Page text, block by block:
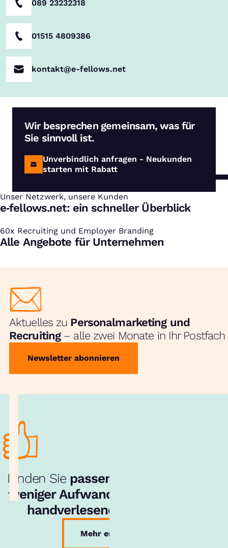
089 23232318
01515 4809386
kontakt@e-fellows.net
Wir besprechen gemeinsam, was für
Sie sinnvoll ist.
Unverbindlich anfragen - Neukunden
starten mit Rabatt
Unser Netzwerk, unsere Kunden
:
e‑fellows.net: ein schneller Überblick
60x Recruiting und Employer Branding
:
Alle Angebote für Unternehmen
Aktuelles zu Personalmarketing und
Recruiting– alle zwei Monate in Ihr Postfach
Newsletter abonnieren
Finden Sie passende Bewerber
weniger Aufwand
handverlesenen Talentpool
Mehr erfahren